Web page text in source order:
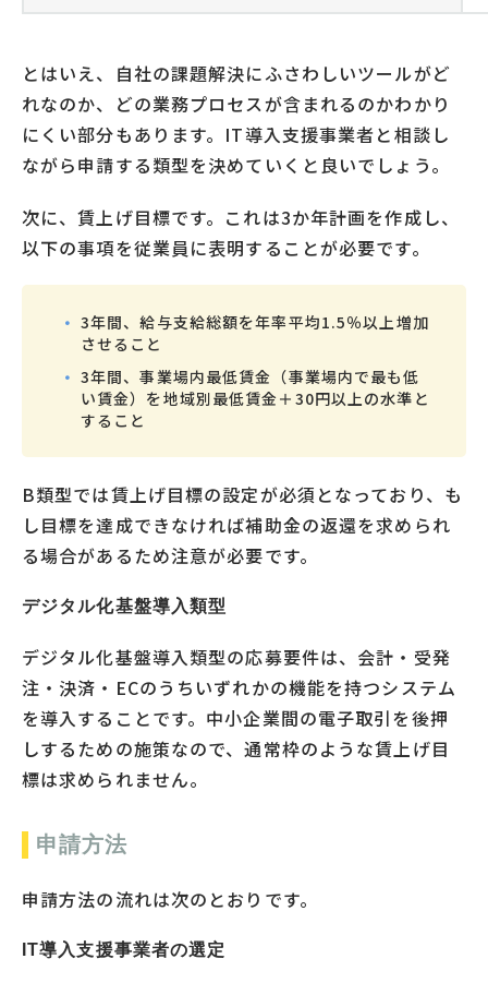
とはいえ、自社の課題解決にふさわしいツールがど
れなのか、どの業務プロセスが含まれるのかわかり
にくい部分もあります。IT導入支援事業者と相談し
ながら申請する類型を決めていくと良いでしょう。
次に、賃上げ目標です。これは3か年計画を作成し、
以下の事項を従業員に表明することが必要です。
3年間、給与支給総額を年率平均1.5％以上増加
させること
3年間、事業場内最低賃金（事業場内で最も低
い賃金）を地域別最低賃金＋30円以上の水準と
すること
B類型では賃上げ目標の設定が必須となっており、も
し目標を達成できなければ補助金の返還を求められ
る場合があるため注意が必要です。
デジタル化基盤導入類型
デジタル化基盤導入類型の応募要件は、会計・受発
注・決済・ECのうちいずれかの機能を持つシステム
を導入することです。中小企業間の電子取引を後押
しするための施策なので、通常枠のような賃上げ目
標は求められません。
申請方法
申請方法の流れは次のとおりです。
IT導入支援事業者の選定